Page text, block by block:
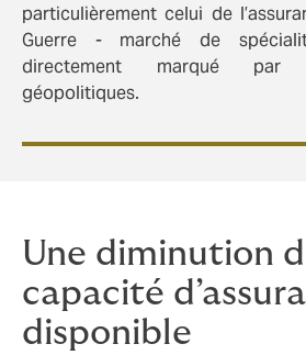
particulièrement celui de
Guerre - marché de
directement marqué par
géopolitiques.
Une diminution
capacité
disponible